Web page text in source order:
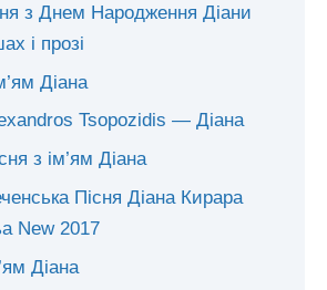
з Днем Народження Діани
і прозі
Діана
Tsopozidis — Діана
з ім’ям Діана
Пісня Діана Кирара
New 2017
Діана